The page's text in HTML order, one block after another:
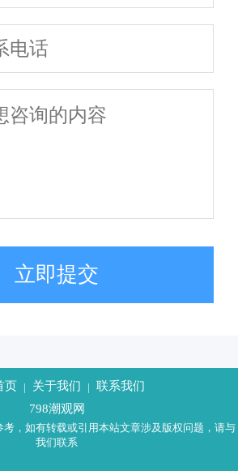
立即提交
页 | 关于我们 |
联系我们
798潮观网
，如有转载或引用本站文章涉及版权问题，请与
我们联系